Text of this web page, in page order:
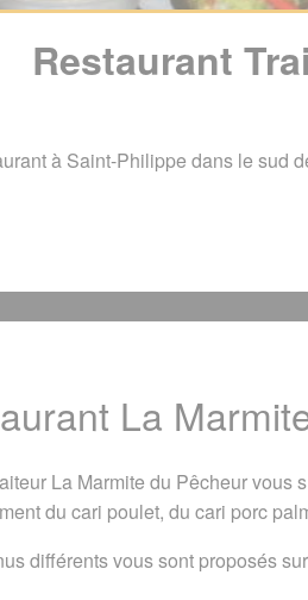
Restaurant
à Saint-Philippe dans le sud
Restaurant La
Page créée le 23
Vous êtes ici :Accueil/
pêcheur à St-Philippe
La
La Marmite du Pêcheur
du cari poulet, du cari porc
différents vous sont proposés